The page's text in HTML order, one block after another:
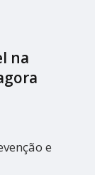
na
e